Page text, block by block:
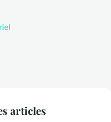
articles